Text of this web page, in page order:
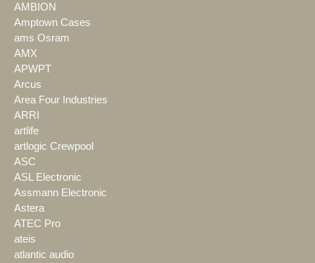
AMBION
Amptown Cases
ams Osram
AMX
APWPT
Arcus
Area Four Industries
ARRI
artlife
artlogic Crewpool
ASC
ASL Electronic
Assmann Electronic
Astera
ATEC Pro
ateis
atlantic audio